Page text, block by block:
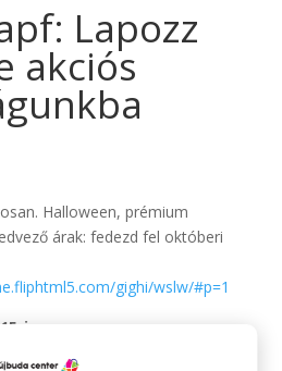
Lapozz
akciós
Halloween, prémium
árak: fedezd fel októberi
gighi/wslw/#p=1
ig.